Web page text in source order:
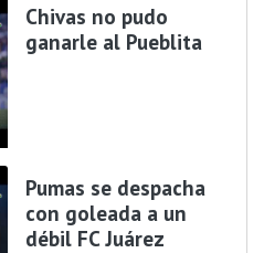
Chivas no pudo
ganarle al Pueblita
Pumas se despacha
con goleada a un
débil FC Juárez